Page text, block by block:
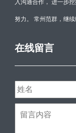
入沟通合作， 进一步
努力。 常州范群，继
在线留言